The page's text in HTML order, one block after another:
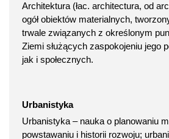
Architektura (łac. architectura, od
ogół obiektów materialnych,
trwale związanych z określonym
Ziemi służących zaspokojeniu jego
jak i społecznych.
Urbanistyka
Urbanistyka – nauka o planowaniu
powstawaniu i historii rozwoju;